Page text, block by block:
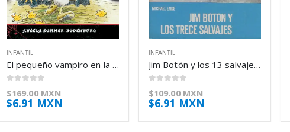
INFANTIL
El pequeño vampiro en la granja – Angela Sommer-Bodenburg
$169.00 MXN
$6.91 MXN
INFANTIL
Jim Botón y los 13 salvajes – Michael Ende
$109.00 MXN
$6.91 MXN